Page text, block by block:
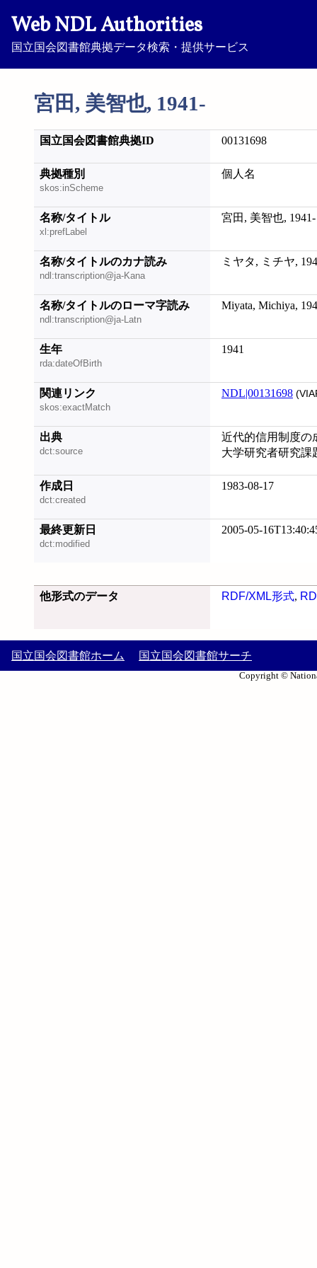
Web NDL Authorities
国立国会図書館典拠データ検索・提供サービス
宮田, 美智也, 1941-
国立国会図書館典拠ID 00131698
典拠種別
skos:inScheme
個人名
名称/タイトル
xl:prefLabel
宮田, 美智也, 1941-
名称/タイトルのカナ読み
ndl:transcription@ja-Kana
ミヤタ, ミチヤ,
名称/タイトルのローマ字読み
ndl:transcription@ja-Latn
Miyata, Michiya,
生年
rda:dateOfBirth
1941
関連リンク
skos:exactMatch
NDL|00131698
出典
dct:source
近代的信用制度の
大学研究者研究課
作成日
dct:created
1983-08-17
最終更新日
dct:modified
2005-05-
他形式のデータ RDF/XML形式,
国立国会図書館ホーム 国立国会図書館サーチ
Copyright ©